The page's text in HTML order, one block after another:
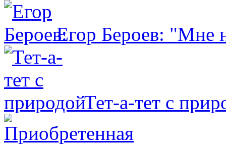
Егор Бероев: "Мне
Тет-а-тет с